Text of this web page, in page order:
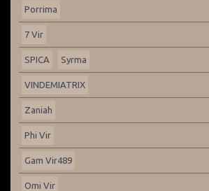
Porrima
7 Vir
SPICA Syrma
VINDEMIATRIX
Zaniah
Phi Vir
Gam Vir489
Omi Vir